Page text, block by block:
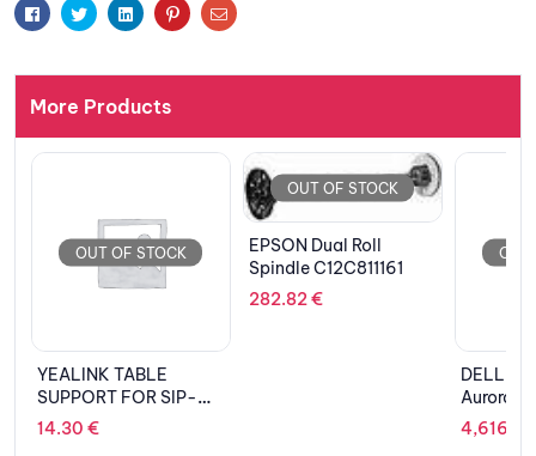
FacebookTwitterLinkedinPinterestEmail
More Products
EPSON Dual Roll
Spindle C12C811161
OUT OF STOCK OUT
205.02